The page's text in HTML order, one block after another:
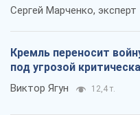
Сергей Марченко, эксперт
Кремль переносит
под угрозой
Виктор Ягун 12,4 т.